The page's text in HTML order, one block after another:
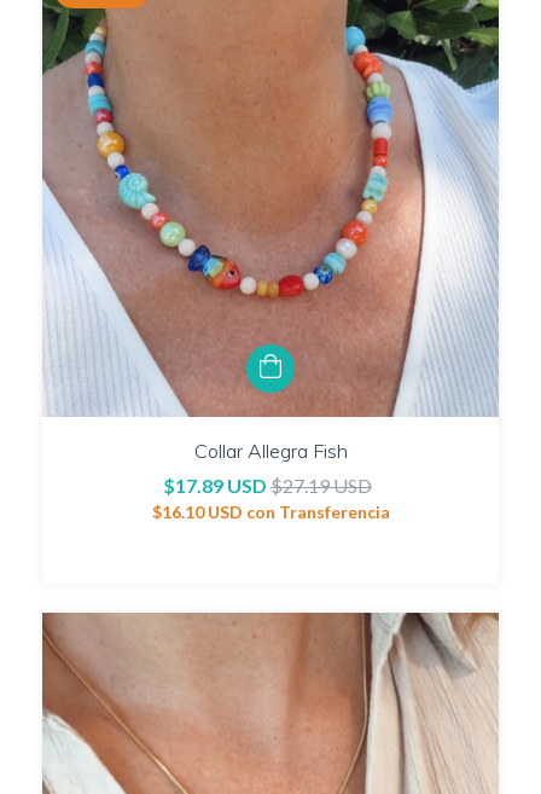
Collar Allegra Fish
$17.89 USD $27.19 USD
$16.10 USD con Transferencia